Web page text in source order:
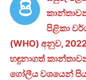
පි
පිළිකා
(WHO) අනුව,
හඳුනාගත්
ගෝලීය වශයෙන්